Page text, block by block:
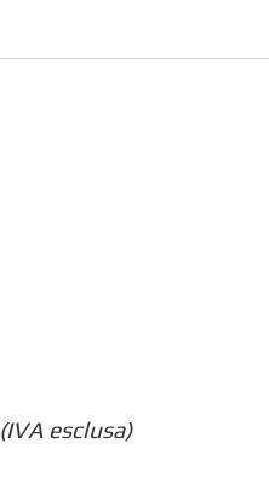
(IVA esclusa)